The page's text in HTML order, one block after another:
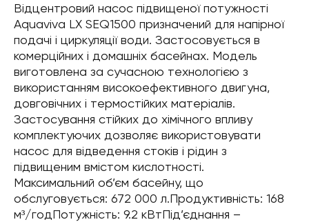
Відцентровий насос підвищеної потужності
Aquaviva LX SEQ1500 призначений для напірної
подачі і циркуляції води. Застосовується в
комерційних і домашніх басейнах. Модель
виготовлена за сучасною технологією з
використанням високоефективного двигуна,
довговічних і термостійких матеріалів.
Застосування стійких до хімічного впливу
комплектуючих дозволяє використовувати
насос для відведення стоків і рідин з
підвищеним вмістом кислотності.
Максимальний об’єм басейну, що
обслуговується: 672 000 л.Продуктивність: 168
м³/годПотужність: 9.2 кВтПід’єднання –